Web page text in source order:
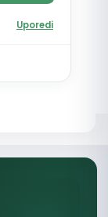
Uporedi